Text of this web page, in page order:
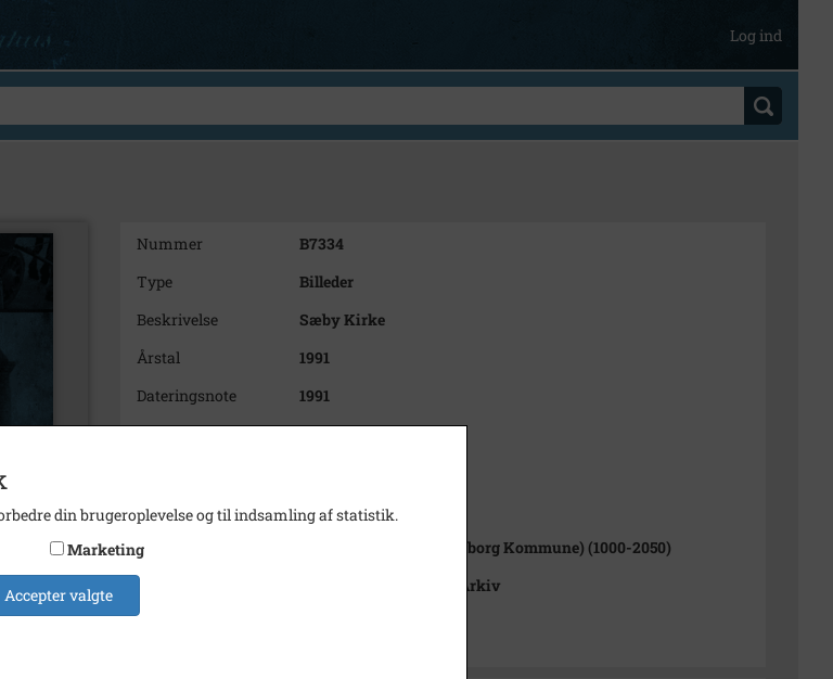
Log ind
Nummer
B7334
Type
Billeder
Beskrivelse
Sæby Kirke
Årstal
1991
Dateringsnote
1991
Fotograf
Ukendt
Type
Sogn (1000-2050)
Enhed
Finderup Sogn (Kalundborg Kommune) (1000-2050)
Arkiv
Høng Lokalhistoriske Arkiv
din brugeroplevelse og til indsamling af statistik.
Marketing
Accepter valgte